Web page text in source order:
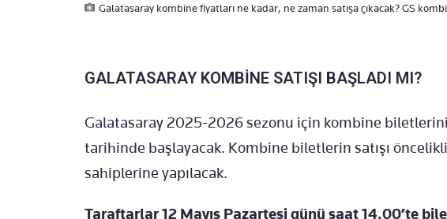
Galatasaray kombine fiyatları ne kadar, ne zaman satışa çıkacak? GS
GALATASARAY KOMBİNE SATIŞI BAŞLADI MI?
Galatasaray 2025-2026 sezonu için kombine
tarihinde başlayacak. Kombine biletlerin satışı
sahiplerine yapılacak.
Taraftarlar 12 Mayıs Pazartesi günü saat 14.00’te